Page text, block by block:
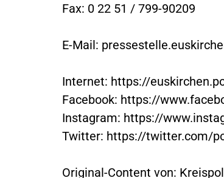
Fax: 0 22 51 / 799-90209
E-Mail:
Internet: https://
Facebook: https://
Instagram: https://
Twitter: https://twitter.com/
Original-Content von: